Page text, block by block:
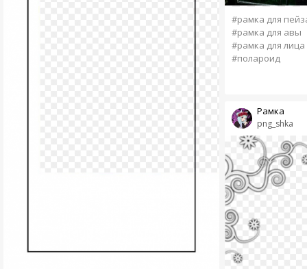
#рамка для
#рамка для авы
#рамка для лица
#полароид
png_shka
Рамка